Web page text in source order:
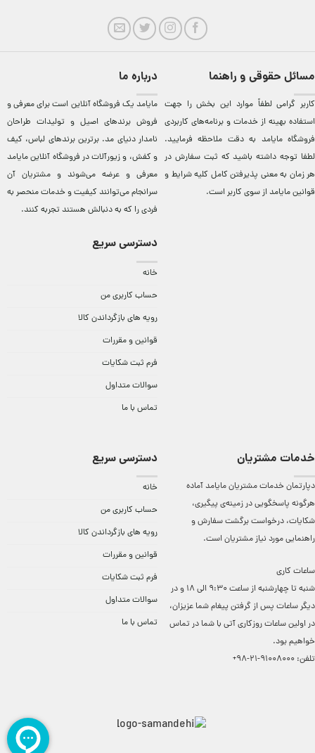
مسائل حقوقی و راهنما
کاربر گرامی لطفاً موارد این بخش را جهت
استفاده بهینه از خدمات و برنامه‌‏های کاربردی
فروشگاه مایامد به دقت ملاحظه فرمایید.
لطفا توجه داشته باشید که ثبت سفارش در
هر زمان به معنی پذیرفتن کامل کلیهشرایط و
قوانین مایامداز سوی کاربر است.
درباره ما
مایامد يک فروشگاه آنلاين است برای معرفی و
فروش برندهای اصيل و توليدات طراحان
نامدار دنيای مد. برترين‌ برندهای لباس، کيف
و کفش، و زيورآلات در فروشگاه آنلاين مایامد
معرفی و عرضه می‌شوند و مشتريان آن
سرانجام می‌توانند کيفيت و خدمات منحصر به
فردی را که به دنبالش هستند تجربه کنند.
دسترسی سریع
خانه
حساب کاربری من
رویه های بازگرداندن کالا
قوانین و مقررات
فرم ثبت شکایات
سوالات متداول
تماس با ما
خدمات مشتریان
دپارتمان خدمات مشتریان مایامد آماده
هرگونه پاسخگویی در زمینه‌ی پیگیری،
شکایات، درخواست برگشت سفارش و
راهنمایی مورد نیاز مشتریان است.
ساعات کاری
شنبه تا چهارشنبه از ساعت 9:30 الی 18 و در
دیگر ساعات ‌پس از گرفتن پیغام شما عزیزان،
در اولین ساعات روزکاری آتی با شما در تماس
خواهیم بود.
تلفن: 91008000-21-98+
دسترسی سریع
خانه
حساب کاربری من
رویه های بازگرداندن کالا
قوانین و مقررات
فرم ثبت شکایات
سوالات متداول
تماس با ما